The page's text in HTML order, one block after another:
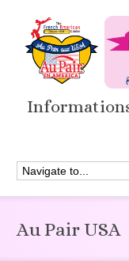
Au Pair USA